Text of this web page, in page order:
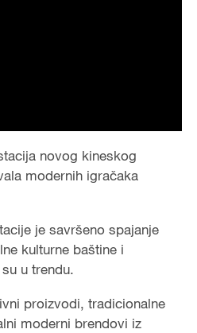
novog kineskog
modernih igračaka
je savršeno spajanje
kulturne baštine i
u trendu.
proizvodi, tradicionalne
moderni brendovi iz